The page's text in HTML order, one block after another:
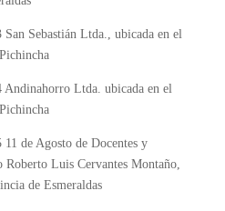
San Sebastián Ltda., ubicada en el
Andinahorro Ltda. ubicada en el
11 de Agosto de Docentes y
Luis Cervantes Montaño,
de Esmeraldas